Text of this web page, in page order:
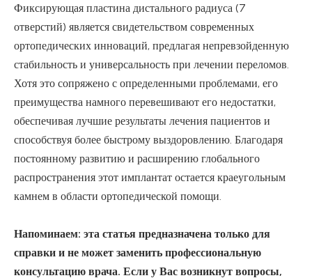
Фиксирующая пластина дистального радиуса (7
отверстий) является свидетельством современных
ортопедических инноваций, предлагая непревзойденную
стабильность и универсальность при лечении переломов.
Хотя это сопряжено с определенными проблемами, его
преимущества намного перевешивают его недостатки,
обеспечивая лучшие результаты лечения пациентов и
способствуя более быстрому выздоровлению. Благодаря
постоянному развитию и расширению глобального
распространения этот имплантат остается краеугольным
камнем в области ортопедической помощи.
Напоминаем: эта статья предназначена только для
справки и не может заменить профессиональную
консультацию врача. Если у Вас возникнут вопросы,